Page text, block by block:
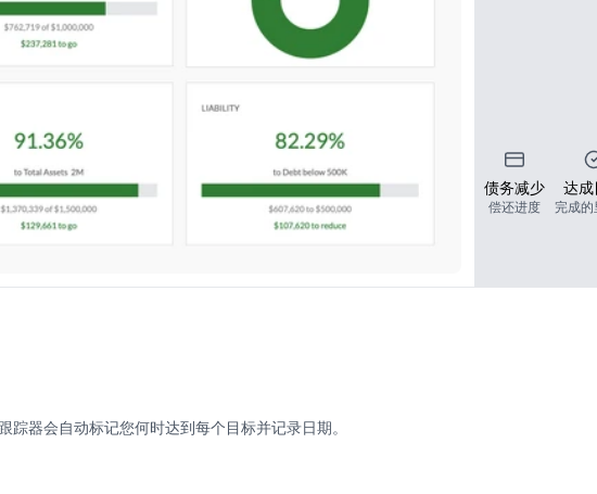
器会自动标记您何时达到每个目标并记录日期。
债务减少
偿还进度
达
完成的